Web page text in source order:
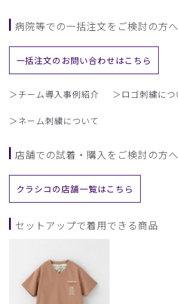
病院等での一括注文をご検討の方へ
一括注文のお問い合わせはこちら
＞チーム導入事例紹介 ＞ロゴ刺繍につ
＞ネーム刺繍について
店舗での試着・購入をご検討の方へ
クラシコの店舗一覧はこちら
セットアップで着用できる商品